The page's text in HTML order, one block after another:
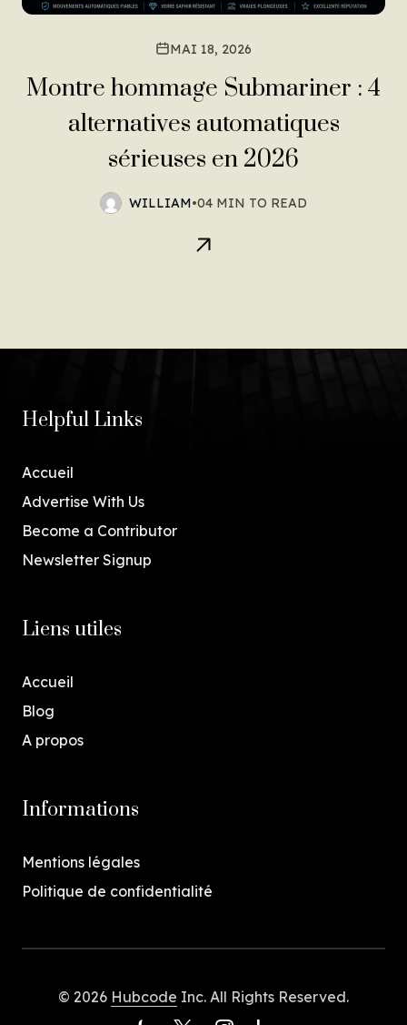
MAI 18, 2026
Montre hommage Submariner : 4
alternatives automatiques
sérieuses en 2026
WILLIAM•04 MIN TO READ
Helpful Links
Accueil
Advertise With Us
Become a Contributor
Newsletter Signup
Liens utiles
Accueil
Blog
A propos
Informations
Mentions légales
Politique de confidentialité
© 2026 Hubcode Inc. All Rights Reserved.